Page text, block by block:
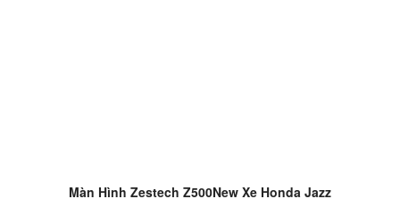
Màn Hình Zestech Z500New Xe Honda Jazz